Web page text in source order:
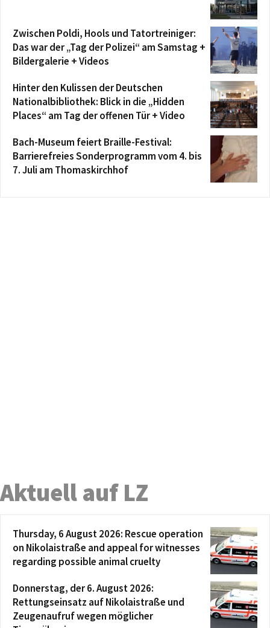
Zwischen Poldi, Hools und Tatortreiniger:
Das war der „Tag der Polizei“ am Samstag +
Bildergalerie + Videos
Hinter den Kulissen der Deutschen
Nationalbibliothek: Blick in die „Hidden
Places“ am Tag der offenen Tür + Video
Bach-Museum feiert Braille-Festival:
Barrierefreies Sonderprogramm vom 4. bis
7. Juli am Thomaskirchhof
Aktuell auf LZ
Thursday, 6 August 2026: Rescue operation
on Nikolaistraße and appeal for witnesses
regarding possible animal cruelty
Donnerstag, der 6. August 2026:
Rettungseinsatz auf Nikolaistraße und
Zeugenaufruf wegen möglicher